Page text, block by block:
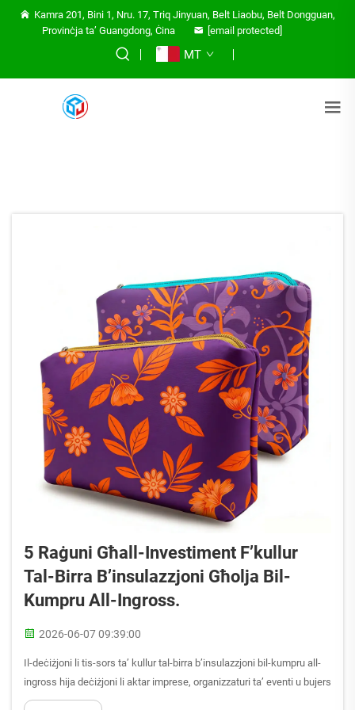
Kamra 201, Bini 1, Nru. 17, Triq Jinyuan, Belt Liaobu, Belt Dongguan,
Provinċja ta’ Guangdong, Ċina
[email protected]
MT
5 Raġuni Għall-Investiment F’kullur
Tal-Birra B’insulazzjoni Għolja Bil-
Kumpru All-Ingross.
2026-06-07 09:39:00
Il-deċiżjoni li tis-sors ta’ kullur tal-birra b’insulazzjoni bil-kumpru all-
ingross hija deċiżjoni li aktar imprese, organizzaturi ta’ eventi u bujers
ta’ prodotti promozzjonali jagħmlu kull sena. Meta tinvesti f’kullur tal-